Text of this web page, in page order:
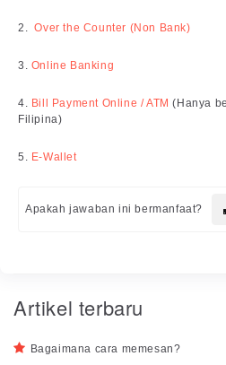
2.Over the Counter (Non Bank)
3. Online Banking
4. Bill Payment Online / ATM (Hanya
Filipina)
5. E-Wallet
Apakah jawaban ini bermanfaat?
Artikel terbaru
Bagaimana cara memesan?